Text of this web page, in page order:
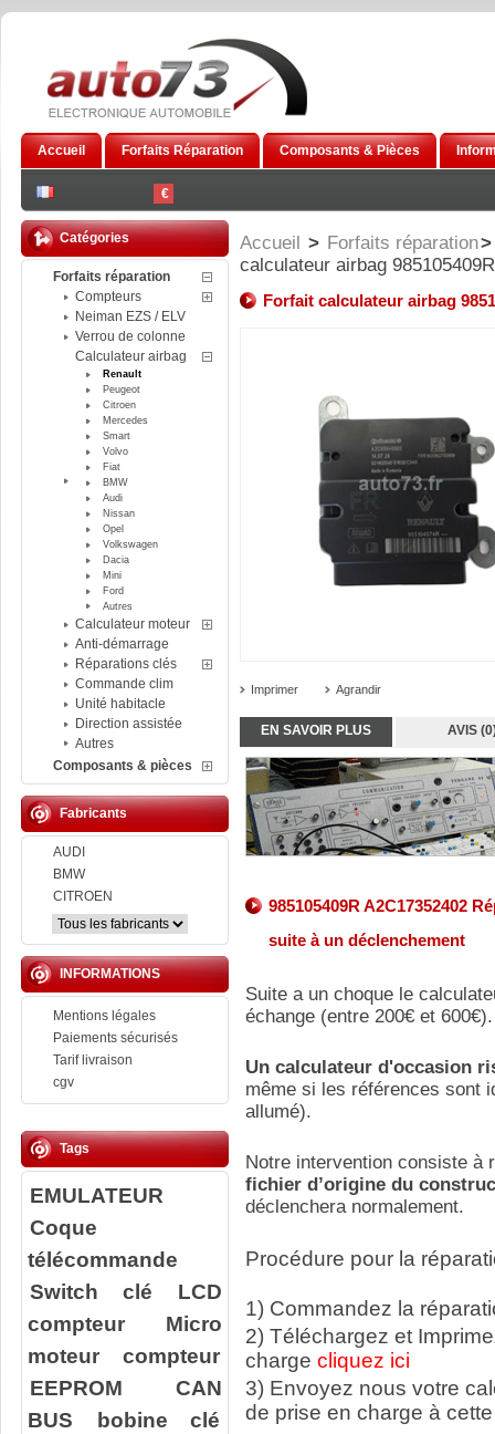
€
Accueil Forfaits Réparation Composants & Pièces
Catégories
Forfaits réparation
Compteurs
Neiman EZS / ELV
Verrou de colonne
Calculateur airbag
Renault
Peugeot
Citroen
Mercedes
Smart
Volvo
Fiat
BMW
Audi
Nissan
Opel
Volkswagen
Dacia
Mini
Ford
Autres
Calculateur moteur
Anti-démarrage
Réparations clés
Commande clim
Unité habitacle
Direction assistée
Autres
Composants & pièces
Fabricants
AUDI
BMW
CITROEN
INFORMATIONS
Mentions légales
Paiements sécurisés
Tarif livraison
cgv
Tags
EMULATEUR
Coque
télécommande
Switch clé
LCD
compteur
Micro
moteur compteur
EEPROM
CAN
BUS
bobine clé
Accueil > Forfaits réparation>
calculateur airbag
Forfait calculateur airbag
Imprimer Agrandir
EN SAVOIR PLUS AVIS
985105409R A2C17352402
suite à un déclenchement
Suite a un choque le
échange (entre 200€ et 600€).
Un calculateur d'occasion
même si les références sont
allumé).
Notre intervention consiste à r
fichier d’origine du
déclenchera normalement.
Procédure pour la
1) Commandez la
2) Téléchargez et
charge cliquez ici
3) Envoyez nous votre
de prise en charge à